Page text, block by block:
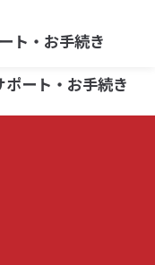
ネット情報便
ポート・お手続き
ト・お手続き